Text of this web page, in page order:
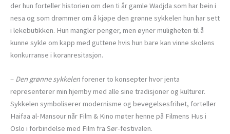
der hun forteller historien om den ti år gamle Wadjda som har bein i
nesa og som drømmer om å kjøpe den grønne sykkelen hun har sett
i lekebutikken. Hun mangler penger, men øyner muligheten til å
kunne sykle om kapp med guttene hvis hun bare kan vinne skolens
konkurranse i koranresitasjon.
– Den grønne sykkelen forener to konsepter hvor jenta
representerer min hjemby med alle sine tradisjoner og kulturer.
Sykkelen symboliserer modernisme og bevegelsesfrihet, forteller
Haifaa al-Mansour når Film & Kino møter henne på Filmens Hus i
Oslo i forbindelse med Film fra Sør-festivalen.